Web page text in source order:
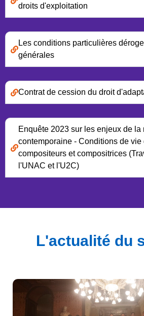
droits d'exploitation
Les conditions particulières
générales
Contrat de cession du droit
Enquête 2023 sur les enjeux de la
contemporaine - Conditions de vie
compositeurs et compositrices
l'UNAC et l'U2C)
L'actualité du